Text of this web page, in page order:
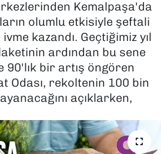
Kemalpaşa'da
olumlu etkisiyle şeftali
kazandı. Geçtiğimiz yıl
ardından bu sene
90'lık bir artış öngören
Odası, rekoltenin 100 bin
açıklarken,